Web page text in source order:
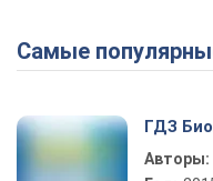
Самые
ГДЗ
Авторы: